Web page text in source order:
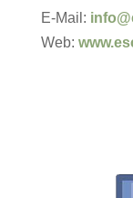
E-Mail:
Web: